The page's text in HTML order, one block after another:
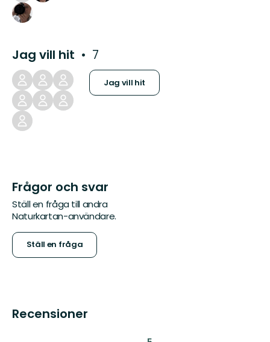
Jag vill hit 7
Jag vill hit
Frågor och svar
Ställ en fråga till andra
Naturkartan-användare.
Ställ en fråga
Recensioner